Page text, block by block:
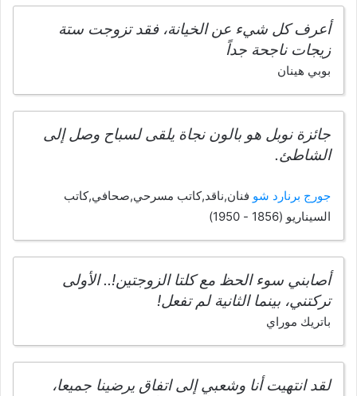
أعرف كل شيء عن الخيانة، فقد تزوجت ستة
زيجات ناجحة جداً
بوبي هينان
جائزة نوبل هو بالون نجاة يلقى لسباح وصل إلى
الشاطئ.
جورج برنارد شو فنان,ناقد,كاتب مسرحي,صحافي,كاتب
السيناريو (1856 - 1950)
أصابني سوء الحظ مع كلتا الزوجتين!.. الأولى
تركتني، بينما الثانية لم تفعل!
باتريك موراي
لقد انتهيت أنا وشعبي إلى اتفاق يرضينا جميعا،